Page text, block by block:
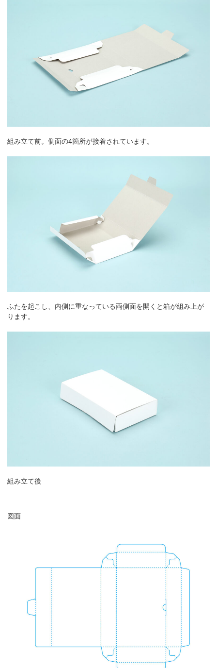
組み立て前。側面の4箇所が接着されています。
ふたを起こし、内側に重なっている両側面を開くと箱が組み上が
ります。
組み立て後
図面